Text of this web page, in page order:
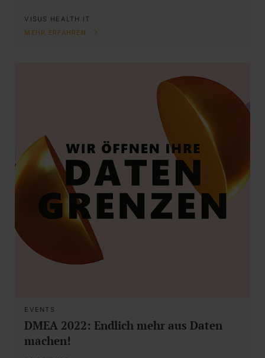
VISUS HEALTH IT
MEHR ERFAHREN
EVENTS
DMEA 2022: Endlich mehr aus Daten
machen!